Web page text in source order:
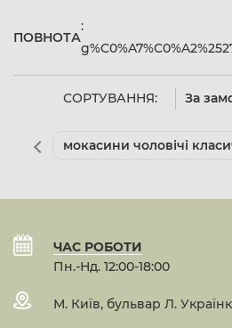
СОРТУВАННЯ: За
ПОВНОТА
:
мокасини чоловічі
ЧАС РОБОТИ
Пн.-Нд. 12:00-18:00
М. Київ, бульвар Л.